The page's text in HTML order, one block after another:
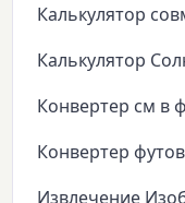
Калькулятор
Калькулятор
Конвертер см в
Конвертер
Извлечение